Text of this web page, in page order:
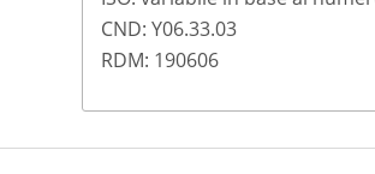
CND: Y06.33.03
RDM: 190606